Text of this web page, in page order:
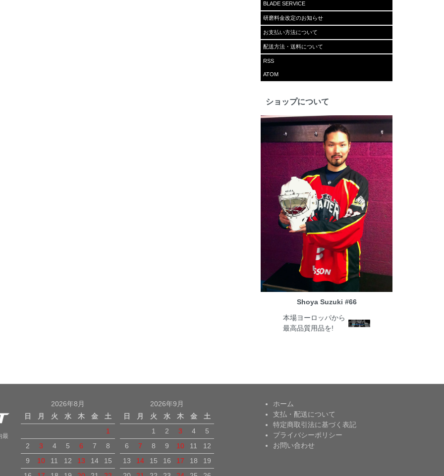
BLADE SERVICE
研磨料金改定のお知らせ
お支払い方法について
配送方法・送料について
RSS
ATOM
ショップについて
Shoya Suzuki #66
本場ヨーロッパから
最高品質用品を!
最
2026年8月
日
月 火 水 木 金
土
1
2
3 4 5 6 7
8
9
10 11 12 13 14
15
2026年9月
日
月 火 水 木 金
土
1
2 3 4
5
6
7 8 9 10 11
12
13
14 15 16 17 18
19
ホーム
支払・配送について
特定商取引法に基づく表記
プライバシーポリシー
お問い合わせ